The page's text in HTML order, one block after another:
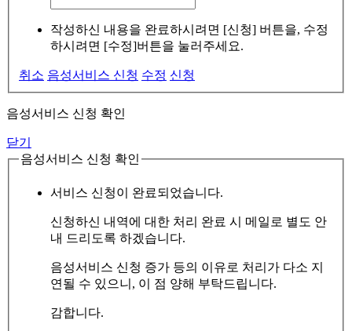
작성하신 내용을 완료하시려면 [신청] 버튼을, 수정
하시려면 [수정]버튼을 눌러주세요.
취소 음성서비스 신청 수정 신청
음성서비스 신청 확인
닫기
음성서비스 신청 확인
서비스 신청이 완료되었습니다.
신청하신 내역에 대한 처리 완료 시 메일로 별도 안
내 드리도록 하겠습니다.
음성서비스 신청 증가 등의 이유로 처리가 다소 지
연될 수 있으니, 이 점 양해 부탁드립니다.
감합니다.